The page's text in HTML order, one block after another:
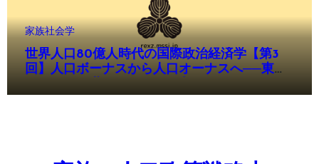
家族社会学
世界人口80億人時代の国際政治経済学【第3
回】人口ボーナスから人口オーナスへ──東ア